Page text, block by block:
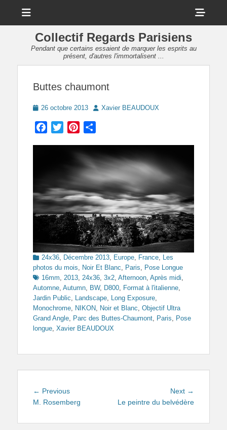
Collectif Regards Parisiens
Pendant que certains essaient de marquer les esprits au
présent, d'autres l'immortalisent ...
Buttes chaumont
Posted
26 octobre 2013 Author
Xavier BEAUDOUX
Facebook
TwitterPinterest
Categories
24x36 Décembre 2013 Europe France
Les
photos du mois
Noir Et Blanc Paris Pose Longue
16mm
2013 24x36 3x2 Afternoon Après midi
Automne Autumn BW, D800 Format à l'italienne
Jardin Public
Landscape Long Exposure
Monochrome
NIKON Noir et Blanc Objectif Ultra
Grand Angle
Parc des Buttes-Chaumont Paris
Pose
longue Xavier BEAUDOUX
Navigation
de
← PreviousPrevious
post:
M. Rosemberg
Next →
post:
Le peintre du belvédère